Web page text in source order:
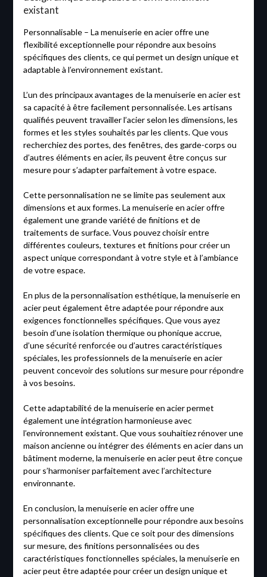
existant
Personnalisable – La menuiserie en acier offre une
flexibilité exceptionnelle pour répondre aux besoins
spécifiques des clients, ce qui permet un design unique et
adaptable à l’environnement existant.
L’un des principaux avantages de la menuiserie en acier est
sa capacité à être facilement personnalisée. Les artisans
qualifiés peuvent travailler l’acier selon les dimensions, les
formes et les styles souhaités par les clients. Que vous
recherchiez des portes, des fenêtres, des garde-corps ou
d’autres éléments en acier, ils peuvent être conçus sur
mesure pour s’adapter parfaitement à votre espace.
Cette personnalisation ne se limite pas seulement aux
dimensions et aux formes. La menuiserie en acier offre
également une grande variété de finitions et de
traitements de surface. Vous pouvez choisir entre
différentes couleurs, textures et finitions pour créer un
aspect unique correspondant à votre style et à l’ambiance
de votre espace.
En plus de la personnalisation esthétique, la menuiserie en
acier peut également être adaptée pour répondre aux
exigences fonctionnelles spécifiques. Que vous ayez
besoin d’une isolation thermique ou phonique accrue,
d’une sécurité renforcée ou d’autres caractéristiques
spéciales, les professionnels de la menuiserie en acier
peuvent concevoir des solutions sur mesure pour répondre
à vos besoins.
Cette adaptabilité de la menuiserie en acier permet
également une intégration harmonieuse avec
l’environnement existant. Que vous souhaitiez rénover une
maison ancienne ou intégrer des éléments en acier dans un
bâtiment moderne, la menuiserie en acier peut être conçue
pour s’harmoniser parfaitement avec l’architecture
environnante.
En conclusion, la menuiserie en acier offre une
personnalisation exceptionnelle pour répondre aux besoins
spécifiques des clients. Que ce soit pour des dimensions
sur mesure, des finitions personnalisées ou des
caractéristiques fonctionnelles spéciales, la menuiserie en
acier peut être adaptée pour créer un design unique et